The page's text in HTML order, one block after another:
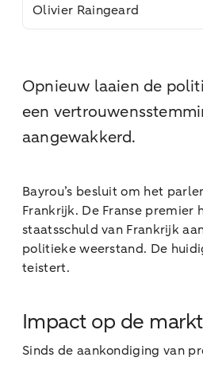
Olivier Raingeard
Opnieuw laaien de
een
aangewakkerd.
Bayrou’s besluit om het
Frankrijk. De Franse
staatsschuld van Frankrijk
politieke weerstand. De
teistert.
Impact op de
Sinds de aankondiging van